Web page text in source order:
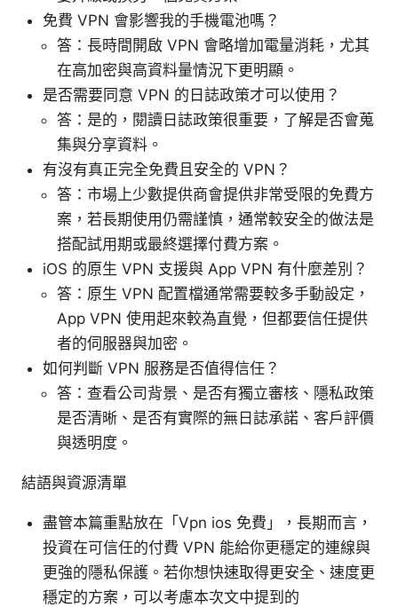
免費 VPN 會影響我的手機電池嗎？
答：長時間開啟 VPN 會略增加電量消耗，尤其
在高加密與高資料量情況下更明顯。
是否需要同意 VPN 的日誌政策才可以使用？
答：是的，閱讀日誌政策很重要，了解是否會蒐
集與分享資料。
有沒有真正完全免費且安全的 VPN？
答：市場上少數提供商會提供非常受限的免費方
案，若長期使用仍需謹慎，通常較安全的做法是
搭配試用期或最終選擇付費方案。
iOS 的原生 VPN 支援與 App VPN 有什麼差別？
答：原生 VPN 配置檔通常需要較多手動設定，
App VPN 使用起來較為直覺，但都要信任提供
者的伺服器與加密。
如何判斷 VPN 服務是否值得信任？
答：查看公司背景、是否有獨立審核、隱私政策
是否清晰、是否有實際的無日誌承諾、客戶評價
與透明度。
結語與資源清單
盡管本篇重點放在「Vpn ios 免費」，長期而言，
投資在可信任的付費 VPN 能給你更穩定的連線與
更強的隱私保護。若你想快速取得更安全、速度更
穩定的方案，可以考慮本次文中提到的